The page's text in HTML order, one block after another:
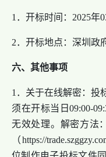
1．开标时间：2025年
2．开标地点：深圳政
六、其他事项
1．关于在线解密：投
须在开标当日09:00-
无效处理。解密方法
（https://